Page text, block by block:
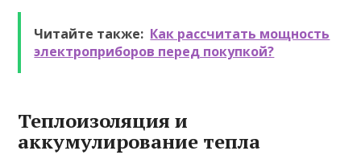
Читайте также: Как рассчитать мощность
электроприборов перед покупкой?
Теплоизоляция и
аккумулирование тепла